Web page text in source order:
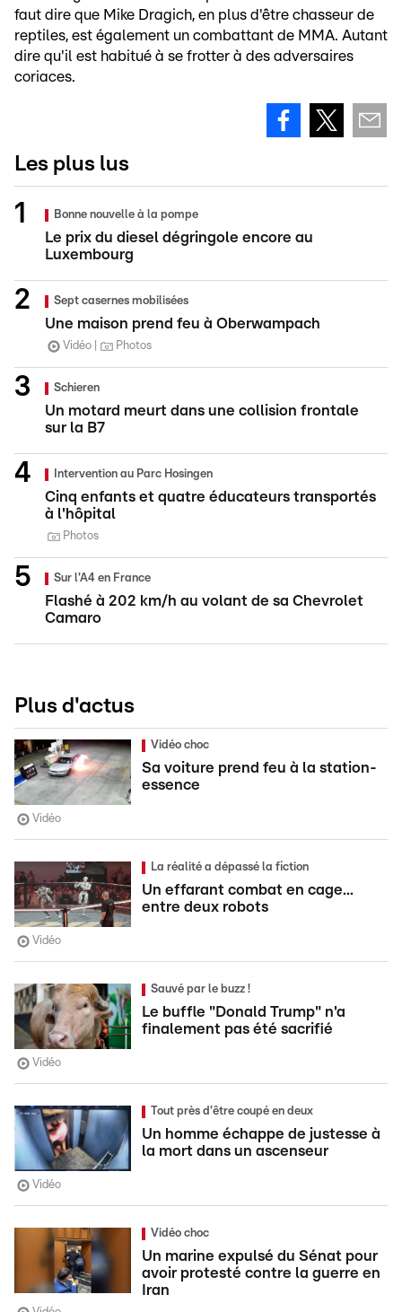
faut dire que Mike Dragich, en plus d'être chasseur de
reptiles, est également un combattant de MMA. Autant
dire qu'il est habitué à se frotter à des adversaires
coriaces.
Les plus lus
Bonne nouvelle à la pompe
Le prix du diesel dégringole encore au
Luxembourg
Sept casernes mobilisées
Une maison prend feu à Oberwampach
Vidéo Photos
Schieren
Un motard meurt dans une collision frontale
sur la B7
Intervention au Parc Hosingen
Cinq enfants et quatre éducateurs transportés
à l'hôpital
Photos
Sur l'A4 en France
Flashé à 202 km/h au volant de sa Chevrolet
Camaro
Plus d'actus
Vidéo choc
Sa voiture prend feu à la station-
essence
Vidéo
La réalité a dépassé la fiction
Un effarant combat en cage...
entre deux robots
Vidéo
Sauvé par le buzz !
Le buffle "Donald Trump" n'a
finalement pas été sacrifié
Vidéo
Tout près d'être coupé en deux
Un homme échappe de justesse à
la mort dans un ascenseur
Vidéo
Vidéo choc
Un marine expulsé du Sénat pour
avoir protesté contre la guerre en
Iran